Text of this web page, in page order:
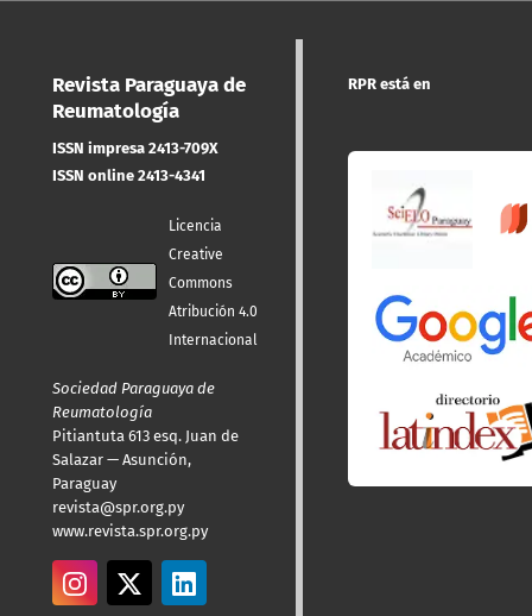
Revista Paraguaya de
Reumatología
ISSN impresa 2413-709X
ISSN online 2413-4341
Licencia
Creative
Commons
Atribución 4.0
Internacional
Sociedad Paraguaya de
Reumatología
Pitiantuta 613 esq. Juan de
Salazar — Asunción,
Paraguay
revista@spr.org.py
www.revista.spr.org.py
RPR está en